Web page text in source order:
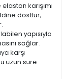
karışımı
dosttur,
yapısıyla
sağlar.
karşı
uzun süre